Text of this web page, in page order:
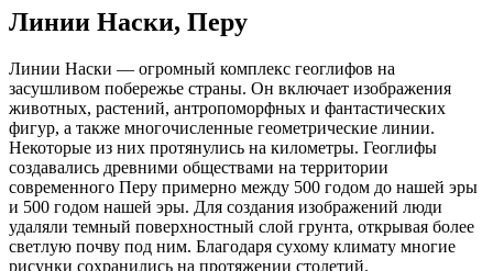
Линии Наски, Перу
Линии Наски — огромный комплекс геоглифов на
засушливом побережье страны. Он включает изображения
животных, растений, антропоморфных и фантастических
фигур, а также многочисленные геометрические линии.
Некоторые из них протянулись на километры. Геоглифы
создавались древними обществами на территории
современного Перу примерно между 500 годом до нашей эры
и 500 годом нашей эры. Для создания изображений люди
удаляли темный поверхностный слой грунта, открывая более
светлую почву под ним. Благодаря сухому климату многие
рисунки сохранились на протяжении столетий.